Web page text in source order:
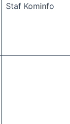
Staf Kominfo